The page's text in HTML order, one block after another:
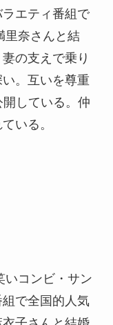
エティ番組で
里奈さんと結
の支えで乗り
。互いを尊重
している。仲
いる。
いコンビ・サン
組で全国的人気